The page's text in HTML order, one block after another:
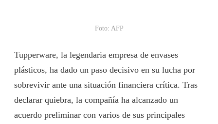
Foto: AFP
Tupperware, la legendaria empresa de envases
plásticos, ha dado un paso decisivo en su lucha por
sobrevivir ante una situación financiera crítica. Tras
declarar quiebra, la compañía ha alcanzado un
acuerdo preliminar con varios de sus principales